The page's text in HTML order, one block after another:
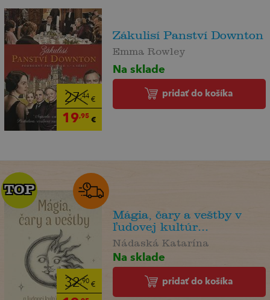
27,44€
19,95€
Zákulisí Panství Downton
Emma Rowley
Na sklade
pridať do košíka
32,90€
TOP
TOP
Mágia, čary a veštby v
ľudovej kultúr...
Nádaská Katarína
Na sklade
pridať do košíka